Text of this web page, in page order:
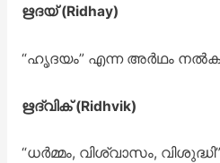
ഋദയ് (Ridhay)
“ഹൃദയം” എന്ന അർഥം
ഋദ്വിക് (Ridhvik)
“ധർമ്മം, വിശ്വാസം,